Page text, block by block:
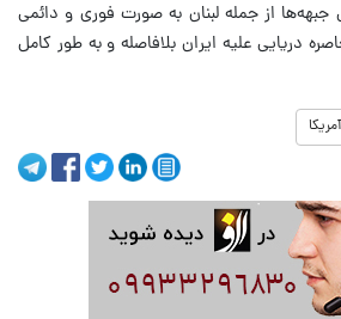
از جمله لبنان به صورت فوری و دائمی
دریایی علیه ایران بلافاصله و به طور کامل